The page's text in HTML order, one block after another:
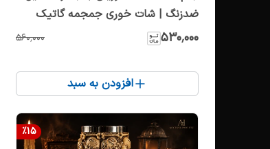
ضدزنگ | شات خوری جمجمه گاتیک
6.5 سانتی‌متری مدل 1 تا 5
۵۳۰٬۰۰۰ ۵۶۰٬۰۰۰
افزودن به سبد
%15